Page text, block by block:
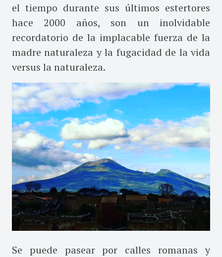
el tiempo durante sus últimos estertores
hace 2000 años, son un inolvidable
recordatorio de la implacable fuerza de la
madre naturaleza y la fugacidad de la vida
versus la naturaleza.
Se puede pasear por calles romanas y